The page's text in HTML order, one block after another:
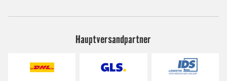
Hauptversandpartner